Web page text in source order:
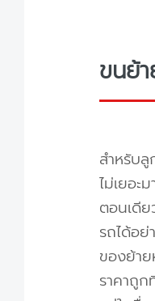
ขนย้
สำหรับ
ไม่เยอะ
ตอนเดี
รถได้อ
ของย้า
ราคาถู